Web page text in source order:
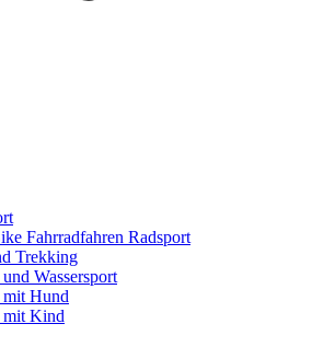
Fahrradfahren Radsport
Trekking
Wassersport
Hund
mit Kind